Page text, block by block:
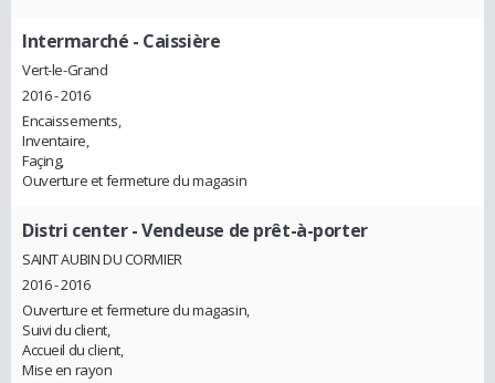
Intermarché - Caissière
Vert-le-Grand
2016 - 2016
Encaissements,
Inventaire,
Façing,
Ouverture et fermeture du magasin
Distri center- Vendeuse de prêt-à-porter
SAINT AUBIN DU CORMIER
2016 - 2016
Ouverture et fermeture du magasin,
Suivi du client,
Accueil du client,
Mise en rayon